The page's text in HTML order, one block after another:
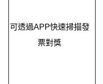
可透過APP快速掃描發
票對獎